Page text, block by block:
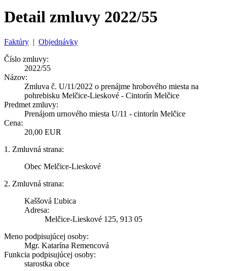
Detail zmluvy 2022/55
Faktúry | Objednávky
Číslo zmluvy:
2022/55
Názov:
Zmluva č. U/11/2022 o prenájme hrobového miesta na
pohrebisku Melčice-Lieskové - Cintorín Melčice
Predmet zmluvy:
Prenájom urnového miesta U/11 - cintorín Melčice
Cena:
20,00 EUR
1. Zmluvná strana:
Obec Melčice-Lieskové
2. Zmluvná strana:
Kaššová Ľubica
Adresa:
Melčice-Lieskové 125, 913 05
Meno podpisujúcej osoby:
Mgr. Katarína Remencová
Funkcia podpisujúcej osoby:
starostka obce